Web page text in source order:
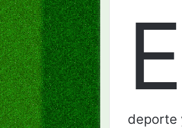
E
deporte